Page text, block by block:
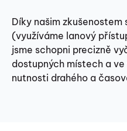
Díky našim zkušenostem
(využíváme lanový
jsme schopni precizně
dostupných místech a
nutnosti drahého a